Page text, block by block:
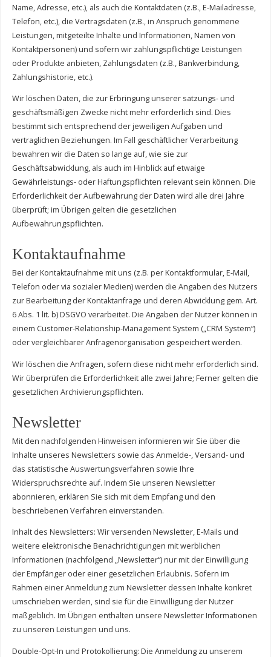
Name, Adresse, etc.), als auch die Kontaktdaten (z.B., E-Mailadresse,
Telefon, etc.), die Vertragsdaten (z.B., in Anspruch genommene
Leistungen, mitgeteilte Inhalte und Informationen, Namen von
Kontaktpersonen) und sofern wir zahlungspflichtige Leistungen
oder Produkte anbieten, Zahlungsdaten (z.B., Bankverbindung,
Zahlungshistorie, etc.).
Wir löschen Daten, die zur Erbringung unserer satzungs- und
geschäftsmäßigen Zwecke nicht mehr erforderlich sind. Dies
bestimmt sich entsprechend der jeweiligen Aufgaben und
vertraglichen Beziehungen. Im Fall geschäftlicher Verarbeitung
bewahren wir die Daten so lange auf, wie sie zur
Geschäftsabwicklung, als auch im Hinblick auf etwaige
Gewährleistungs- oder Haftungspflichten relevant sein können. Die
Erforderlichkeit der Aufbewahrung der Daten wird alle drei Jahre
überprüft; im Übrigen gelten die gesetzlichen
Aufbewahrungspflichten.
Kontaktaufnahme
Bei der Kontaktaufnahme mit uns (z.B. per Kontaktformular, E-Mail,
Telefon oder via sozialer Medien) werden die Angaben des Nutzers
zur Bearbeitung der Kontaktanfrage und deren Abwicklung gem. Art.
6 Abs. 1 lit. b) DSGVO verarbeitet. Die Angaben der Nutzer können in
einem Customer-Relationship-Management System („CRM System“)
oder vergleichbarer Anfragenorganisation gespeichert werden.
Wir löschen die Anfragen, sofern diese nicht mehr erforderlich sind.
Wir überprüfen die Erforderlichkeit alle zwei Jahre; Ferner gelten die
gesetzlichen Archivierungspflichten.
Newsletter
Mit den nachfolgenden Hinweisen informieren wir Sie über die
Inhalte unseres Newsletters sowie das Anmelde-, Versand- und
das statistische Auswertungsverfahren sowie Ihre
Widerspruchsrechte auf. Indem Sie unseren Newsletter
abonnieren, erklären Sie sich mit dem Empfang und den
beschriebenen Verfahren einverstanden.
Inhalt des Newsletters: Wir versenden Newsletter, E-Mails und
weitere elektronische Benachrichtigungen mit werblichen
Informationen (nachfolgend „Newsletter“) nur mit der Einwilligung
der Empfänger oder einer gesetzlichen Erlaubnis. Sofern im
Rahmen einer Anmeldung zum Newsletter dessen Inhalte konkret
umschrieben werden, sind sie für die Einwilligung der Nutzer
maßgeblich. Im Übrigen enthalten unsere Newsletter Informationen
zu unseren Leistungen und uns.
Double-Opt-In und Protokollierung: Die Anmeldung zu unserem